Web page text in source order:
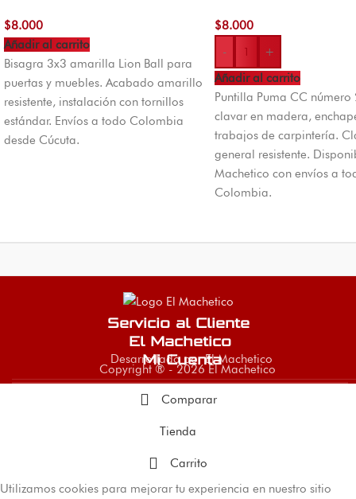
$8.000
Añadir al carrito
Bisagra 3x3 amarilla Lion Ball para
puertas y muebles. Acabado amarillo
resistente, instalación con tornillos
estándar. Envíos a todo Colombia
desde Cúcuta.
$8.000
-
+
Añadir al carrito
Puntilla Puma CC
clavar en madera,
trabajos de carpintería.
general resistente.
Machetico con envíos a
Colombia.
Servicio al Cliente
El Machetico
Mi Cuenta
Desarrollado por El Machetico
Copyright ® - 2026 El Machetico
Comparar
Tienda
Carrito
Utilizamos cookies para mejorar tu experiencia en nuestro sitio